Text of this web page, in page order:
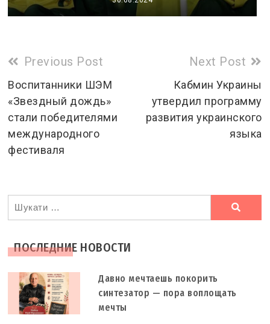
Read
more
articles
Previous Post
Воспитанники ШЭМ
«Звездный дождь»
стали победителями
международного
фестиваля
Next Post
Кабмин Украины
утвердил программу
развития украинского
языка
Ви
шукали
ПОСЛЕДНИЕ НОВОСТИ
Давно мечтаешь покорить
синтезатор — пора воплощать
мечты